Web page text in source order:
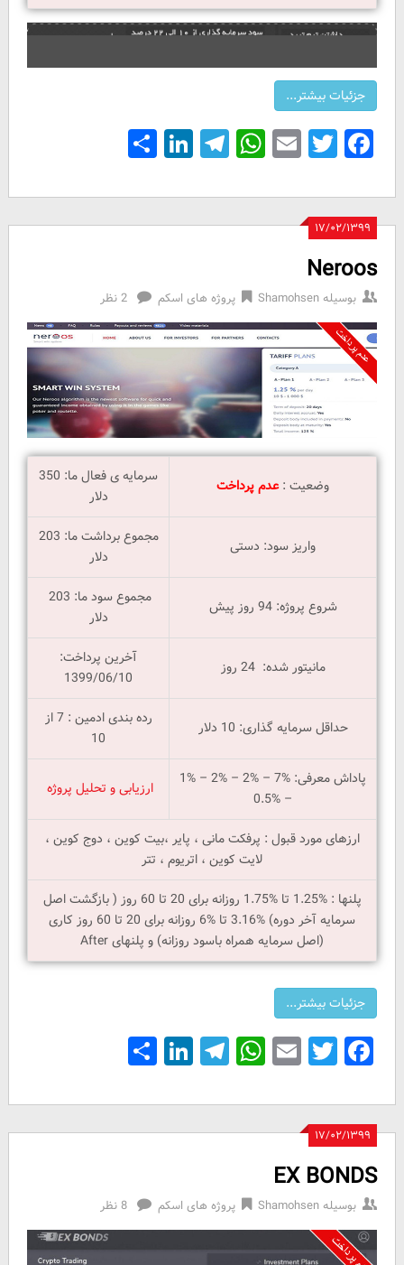
Facebook
Twitter
Email
WhatsApp
Telegram
LinkedIn
Share
۱۷/۰۲/۱۳۹۹
Neroos
بوسیلهShamohsen پروژه های اسکم 2 نظر
وضعیت :عدم پرداخت
سرمایه ی فعال ما: 350
دلار
واریز سود: دستی
مجموع برداشت ما: 203
دلار
شروع پروژه: 94 روز پیش
مجموع سود ما: 203
دلار
مانیتور شده: 24 روز
آخرین پرداخت:
1399/06/10
حداقل سرمایه گذاری: 10 دلار
رده بندی ادمین : 7 از
10
پاداش معرفی: %7 – %2 – %2 – %1
– %0.5
ارزیابی و تحلیل پروژه
ارزهای مورد قبول : پرفکت مانی ، پایر ،بیت کوین ، دوج کوین ،
لایت کوین ، اتریوم ، تتر
پلنها : %1.25 تا %1.75 روزانه برای 20 تا 60 روز ( بازگشت اصل
سرمایه آخر دوره) %3.16 تا %6 روزانه برای 20 تا 60 روز کاری
(اصل سرمایه همراه باسود روزانه) و پلنهای After
Facebook
Twitter
Email
WhatsApp
Telegram
LinkedIn
Share
۱۷/۰۲/۱۳۹۹
EX BONDS
بوسیلهShamohsen پروژه های اسکم 8 نظر